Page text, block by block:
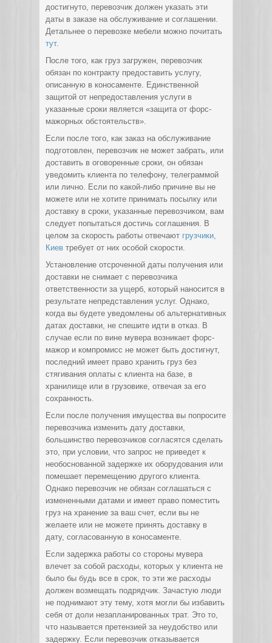
достигнуто, перевозчик должен указать эти
даты в заказе на обслуживание и соглашении.
Детальнее о перевозке мебели можно почитать
тут.
После того, как груз загружен, перевозчик
обязан по контракту предоставить услугу,
описанную в коносаменте. Единственной
защитой от непредоставления услуги в
указанные сроки является «защита от форс-
мажорных обстоятельств».
Если после того, как заказ на обслуживание
подготовлен, перевозчик не может забрать, или
доставить в оговоренные сроки, он обязан
уведомить клиента по телефону, телеграммой
или лично. Если по какой-либо причине вы не
можете или не хотите принимать посылку или
доставку в сроки, указанные перевозчиком, вам
следует попытаться достичь соглашения. В
целом за скорость работы отвечают грузчики,
Киев требует от них особой скорости.
Установление отсроченной даты получения или
доставки не снимает с перевозчика
ответственности за ущерб, который наносится в
результате непредставления услуг. Однако,
когда вы будете уведомлены об альтернативных
датах доставки, не спешите идти в отказ. В
случае если по вине мувера возникает форс-
мажор и компромисс не может быть достигнут,
последний имеет право хранить груз без
стягивания оплаты с клиента на базе, в
хранилище или в грузовике, отвечая за его
сохранность.
Если после получения имущества вы попросите
перевозчика изменить дату доставки,
большинство перевозчиков согласятся сделать
это, при условии, что запрос не приведет к
необоснованной задержке их оборудования или
помешает перемещению другого клиента.
Однако перевозчик не обязан соглашаться с
измененными датами и имеет право поместить
груз на хранение за ваш счет, если вы не
желаете или не можете принять доставку в
дату, согласованную в коносаменте.
Если задержка работы со стороны мувера
влечет за собой расходы, которых у клиента не
было бы будь все в срок, то эти же расходы
должен возмещать подрядчик. Зачастую люди
не поднимают эту тему, хотя могли бы избавить
себя от доли незапланированных трат. Это то,
что называется претензией за неудобство или
задержку. Если перевозчик отказывается